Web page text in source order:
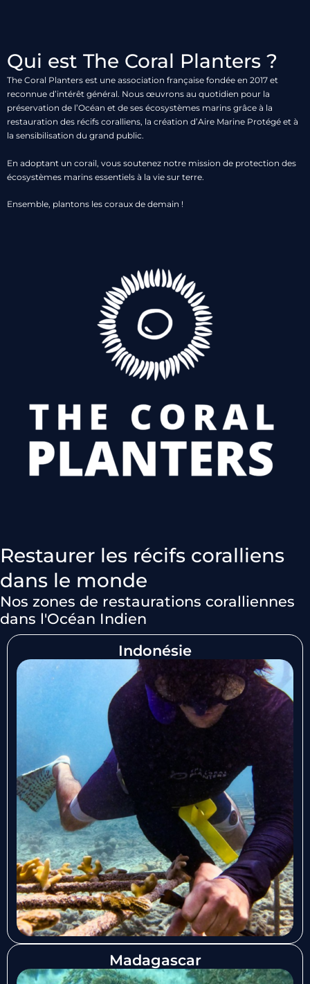
Qui est The Coral Planters ?
The Coral Planters est une association française fondée en 2017 et
reconnue d’intérêt général. Nous œuvrons au quotidien pour la
préservation de l’Océan et de ses écosystèmes marins grâce à la
restauration des récifs coralliens, la création d’Aire Marine Protégé et à
la sensibilisation du grand public.
En adoptant un corail, vous soutenez notre mission de protection des
écosystèmes marins essentiels à la vie sur terre.
Ensemble, plantons les coraux de demain !
Restaurer les récifs coralliens
dans le monde
Nos zones de restaurations coralliennes
dans l'Océan Indien
Indonésie
Madagascar